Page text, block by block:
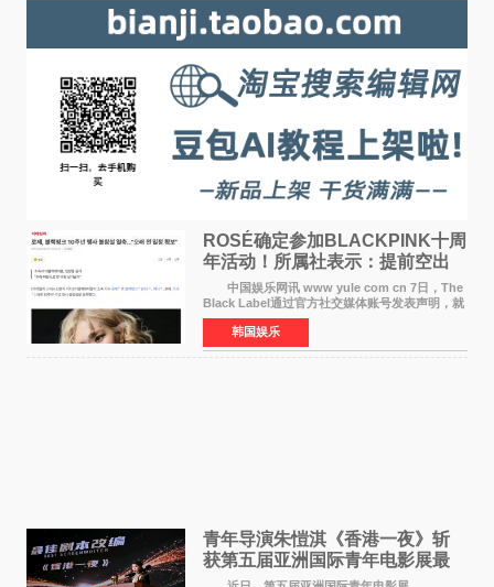
ROSÉ确定参加BLACKPINK十周
年活动！所属社表示：提前空出
了时间
中国娱乐网讯 www yule com cn 7日，The
Black Label通过官方社交媒体账号发表声明，就
近期网络上关于ROS&Eacute;个人行程及是否参
加BLACKPINK出道纪念活动的种种猜测作出正
式回应。 Th
韩国娱乐
青年导演朱愷淇《香港一夜》斩
获第五届亚洲国际青年电影展最
佳剧本改编奖